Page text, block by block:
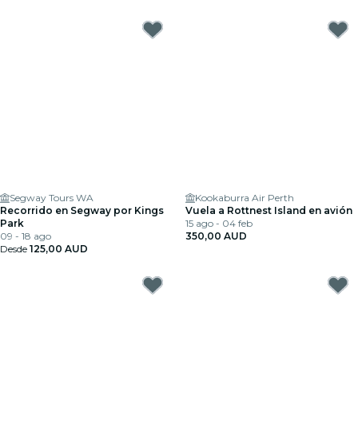
Segway Tours WA
Recorrido en Segway por Kings
Park
09 - 18 ago
Desde 125,00 AUD
Kookaburra Air Perth
Vuela a Rottnest Island en avión
15 ago - 04 feb
350,00 AUD